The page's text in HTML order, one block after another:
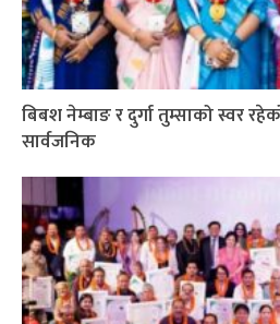
बिबश नेम्बाङ र दुर्गा तुम्साको स्वर
सार्वजनिक